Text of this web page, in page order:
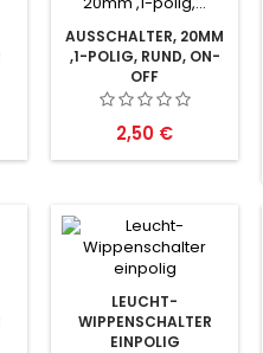
AUSSCHALTER, 20MM
,1-POLIG, RUND, ON-
OFF
Preis
2,50 €
LEUCHT-
WIPPENSCHALTER
EINPOLIG